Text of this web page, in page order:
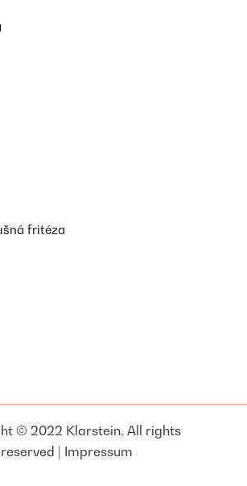
fritéza
© 2022 Klarstein. All rights
reserved | Impressum